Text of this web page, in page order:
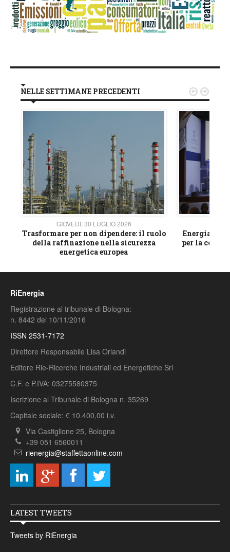
NELLE SETTIMANE PRECEDENTI
GIOVEDÌ, 30 LUGLIO 2026
Trasformare per non dipendere: il ruolo
della raffinazione nella sicurezza
energetica europea
Energia e
per la
 
RiEnergia
Registrazione al tribunale di Bologna:
n. 8442 del 10/11/2016
ISSN 2531-7172
Direttore Responsabile Lisa Orlandi
Editore Rie-Ricerche Industriali ed Energetiche Srl
C.F. e P.IVA: 03275580375
Iscrizione al Tribunale di Bologna n. 35269
Capitale sociale: € 10.400,00 i.v.
Via Castiglione 25, Bologna
+39 051 6560011
rienergia@staffettaonline.com
LATEST TWEETS
Tweets by RiEnergia